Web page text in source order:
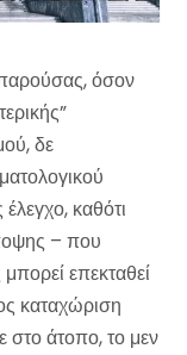
παρούσας, όσον
δε
καθότι
– που
επεκταθεί
καταχώριση
στο άτοπο, το μεν